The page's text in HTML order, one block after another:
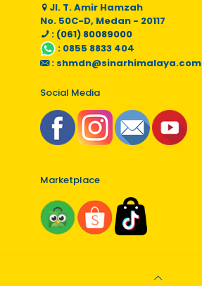
Jl. T. Amir Hamzah
No. 50C-D, Medan - 20117
: (061) 80089000
: 0855 8833 404
: shmdn@sinarhimalaya.com
Social Media
Marketplace